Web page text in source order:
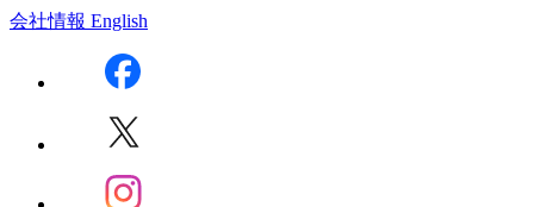
会社情報 English